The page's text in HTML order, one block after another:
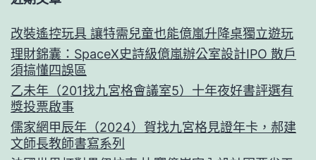
改裝遙控玩具 讓特需兒童也能億嵐升降桌獨立遊玩
理財錦囊：SpaceX史詩級億嵐辦公室設計IPO 散戶
須搞懂四誤區
乙未年（201找九宮格會議室5）十年夜好書評選有
獎投票啟事
儒家網甲辰年（2024）賀找九宮格見證年卡，郝建
文師長教師書寫系列